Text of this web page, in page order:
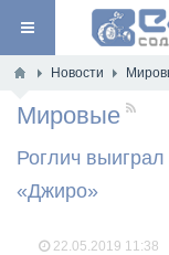
Новости
Мировые RSS
Роглич
«Джиро»
22.05.2019 11:38